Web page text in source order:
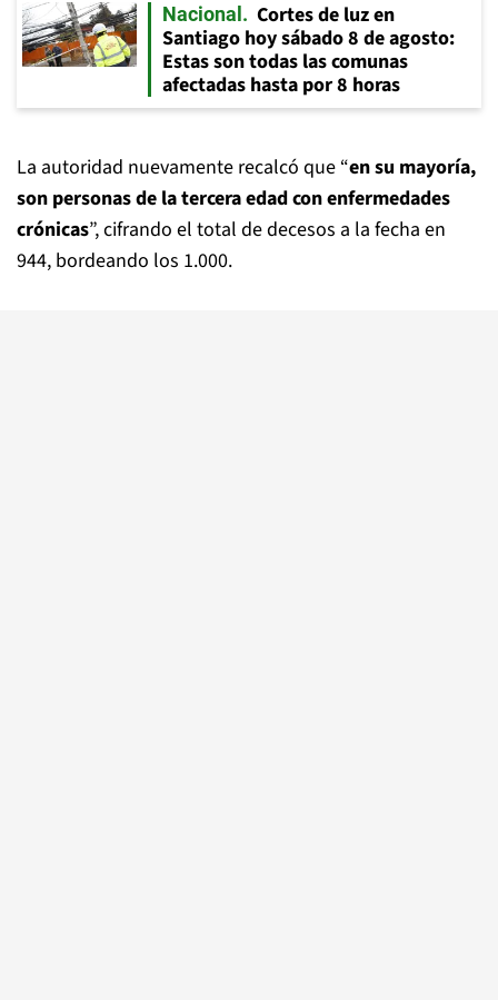
Nacional
Cortes de luz en
Santiago hoy sábado 8 de agosto:
Estas son todas las comunas
afectadas hasta por 8 horas
La autoridad nuevamente recalcó que “en su mayoría,
son personas de la tercera edad con enfermedades
crónicas”, cifrando el total de decesos a la fecha en
944, bordeando los 1.000.